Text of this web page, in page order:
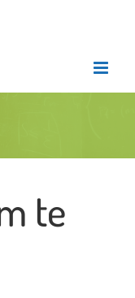
te